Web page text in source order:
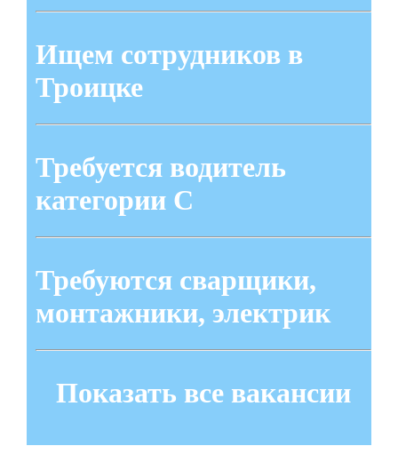
Ищем сотрудников в
Троицке
Требуется водитель
категории С
Требуются сварщики,
монтажники, электрик
Показать все вакансии